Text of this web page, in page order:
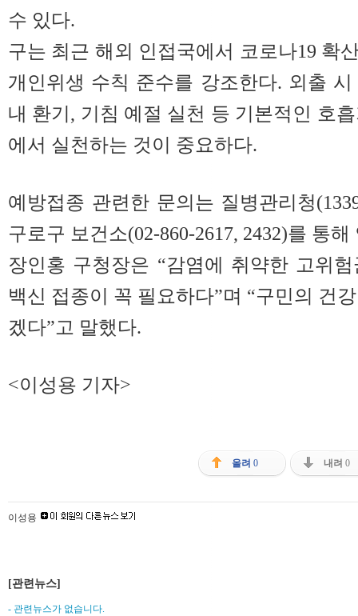
수 있다.
구는 최근 해외 인접국에서 코로나19 확
개인위생 수칙 준수를 강조한다. 외출
내 환기, 기침 예절 실천 등 기본적인 호
에서 실천하는 것이 중요하다.
예방접종 관련한 문의는 질병관리청
구로구 보건소(02-860-2617, 2432)를 통
장인홍 구청장은 “감염에 취약한 고위
백신 접종이 꼭 필요하다”며 “구민의 건
겠다”고 말했다.
<이성용 기자>
올려 0 내려 0
이성용
[관련뉴스]
- 관련뉴스가 없습니다.